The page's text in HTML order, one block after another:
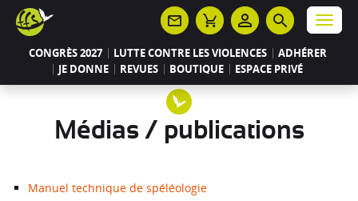
CONGRÈS 2027 LUTTE CONTRE LES VIOLENCES
ADHÉRER
JE DONNE
REVUES BOUTIQUE ESPACE PRIVÉ
Menu
Médias / publications
Manuel technique de spéléologie
Panneau de gestion des cookies